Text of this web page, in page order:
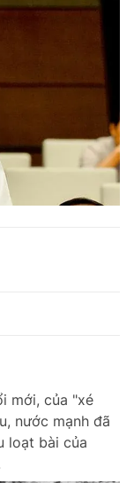
mới, của "xé
nước mạnh đã
loạt bài của